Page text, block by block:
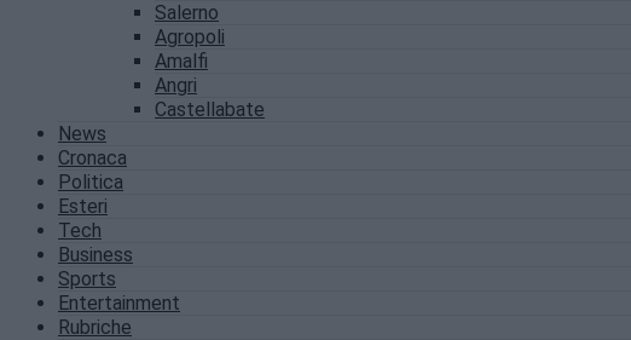
Salerno
Agropoli
Amalfi
Angri
Castellabate
News
Cronaca
Politica
Esteri
Tech
Business
Sports
Entertainment
Rubriche